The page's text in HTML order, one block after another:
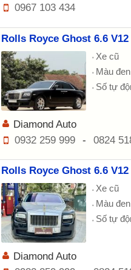
0967 103 434
Rolls Royce Ghost 6.6 V12
Xe cũ
Màu đen
Số tự
Diamond Auto
0932 259 999
- 0824
Rolls Royce Ghost 6.6 V12
Xe cũ
Màu đen
Số tự
Diamond Auto